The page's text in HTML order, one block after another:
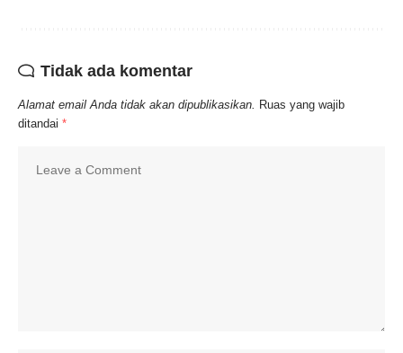
Tidak ada komentar
Alamat email Anda tidak akan dipublikasikan. Ruas yang wajib
ditandai *